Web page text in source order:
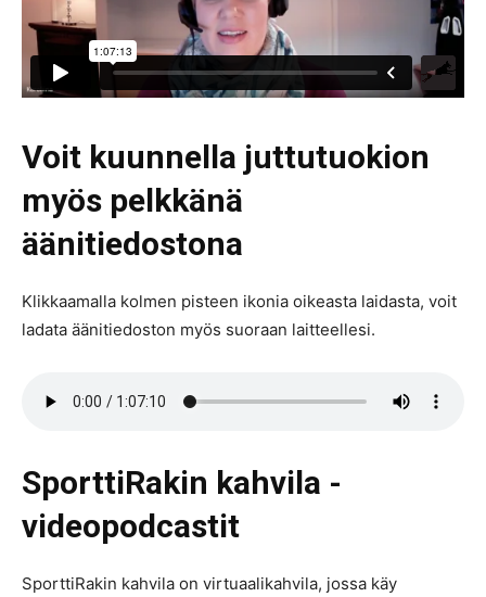
Voit kuunnella juttutuokion
myös pelkkänä
äänitiedostona
Klikkaamalla kolmen pisteen ikonia oikeasta laidasta, voit
ladata äänitiedoston myös suoraan laitteellesi.
SporttiRakin kahvila -
videopodcastit
SporttiRakin kahvila on virtuaalikahvila, jossa käy